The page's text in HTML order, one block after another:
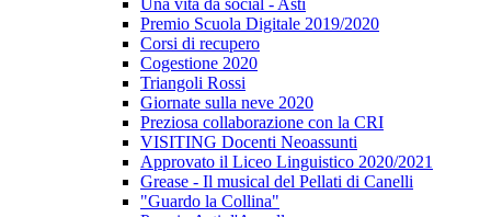
Una vita da social - Asti
Premio Scuola Digitale 2019/2020
Corsi di recupero
Cogestione 2020
Triangoli Rossi
Giornate sulla neve 2020
Preziosa collaborazione con la CRI
VISITING Docenti Neoassunti
Approvato il Liceo Linguistico 2020/2021
Grease - Il musical del Pellati di Canelli
"Guardo la Collina"